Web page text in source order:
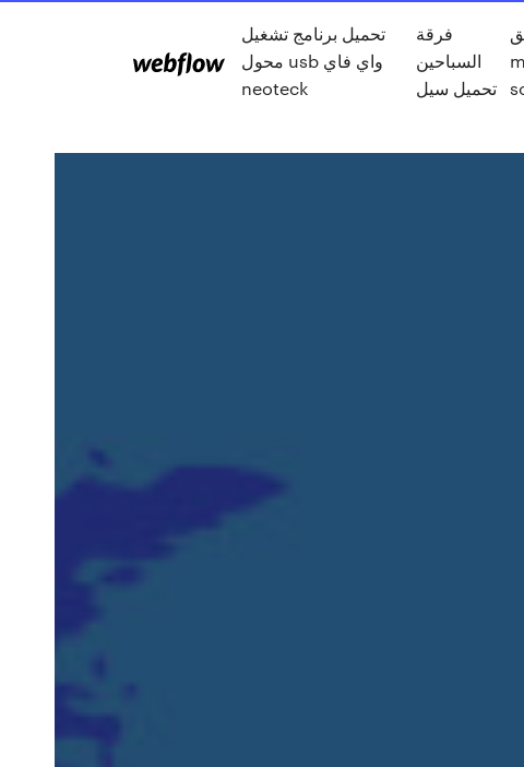
تحميل برنامج تشغيل
محول usb واي فاي
neoteck
فرقة
السباحين
تحميل سيل